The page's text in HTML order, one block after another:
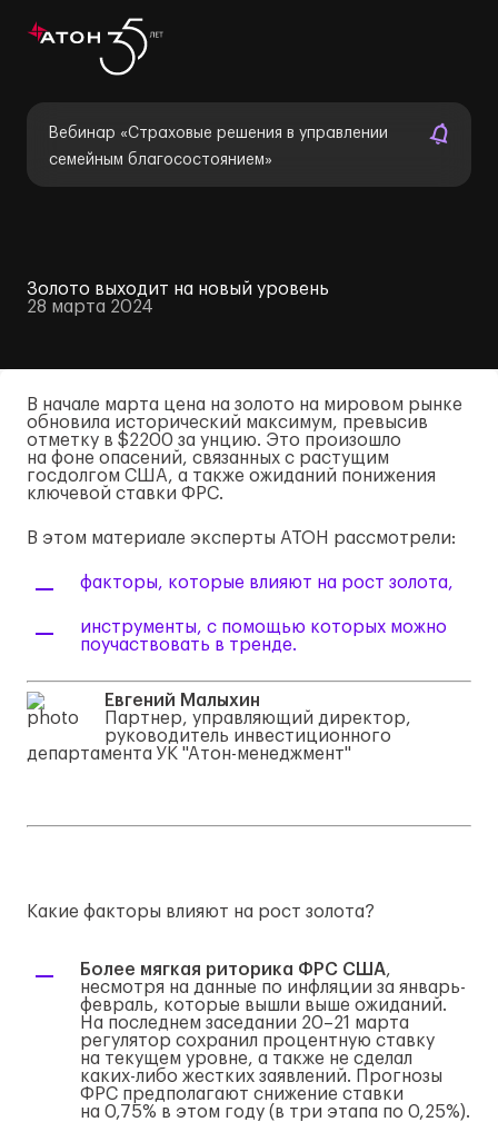
Вебинар «Страховые решения в управлении
семейным благосостоянием»
Золото выходит на новый уровень
28 марта 2024
В начале марта цена на золото на мировом рынке
обновила исторический максимум, превысив
отметку в $2200 за унцию. Это произошло
на фоне опасений, связанных с растущим
госдолгом США, а также ожиданий понижения
ключевой ставки ФРС.
В этом материале эксперты АТОН рассмотрели:
факторы, которые влияют на рост золота,
инструменты, с помощью которых можно
поучаствовать в тренде.
Евгений Малыхин
Партнер, управляющий директор,
руководитель инвестиционного
департамента УК "Атон-менеджмент"
Какие факторы влияют на рост золота?
Более мягкая риторика ФРС США,
несмотря на данные по инфляции за январь-
февраль, которые вышли выше ожиданий.
На последнем заседании 20–21 марта
регулятор сохранил процентную ставку
на текущем уровне, а также не сделал
каких-либо жестких заявлений. Прогнозы
ФРС предполагают снижение ставки
на 0,75% в этом году (в три этапа по 0,25%).